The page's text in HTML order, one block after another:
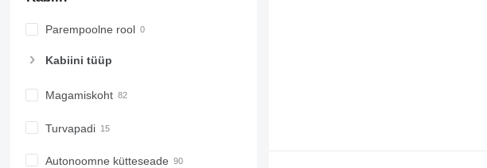
Parempoolne rool
Kabiini tüüp
Magamiskoht
Turvapadi
Autonoomne kütteseade